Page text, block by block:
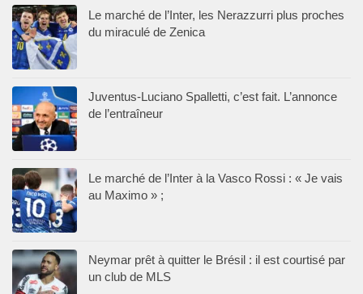
Le marché de l’Inter, les Nerazzurri plus proches
du miraculé de Zenica
Juventus-Luciano Spalletti, c’est fait. L’annonce
de l’entraîneur
Le marché de l’Inter à la Vasco Rossi : « Je vais
au Maximo » ;
Neymar prêt à quitter le Brésil : il est courtisé par
un club de MLS